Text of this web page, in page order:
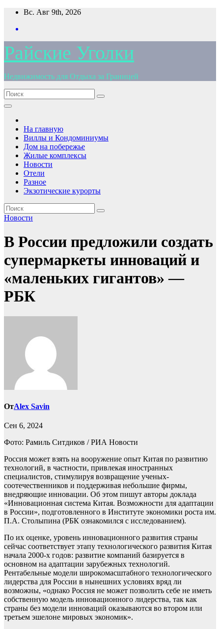
Перейти
содержимому
Вс. Авг 9th, 2026
Райские Уголки
Недвижимость для Отдыха за Границей
На главную
Виллы и Кондоминиумы
Дом на побережье
Жилые комплексы
Новости
Отели
Разное
Экзотические курорты
Новости
В России предложили создать
супермаркеты инноваций и
«маленьких гигантов» —
РБК
ОтAlex Savin
Сен 6, 2024
Фото: Рамиль Ситдиков / РИА Новости
Россия может взять на вооружение опыт Китая по развитию
технологий, в частности, привлекая иностранных
специалистов, стимулируя возвращение ученых-
соотечественников и поддерживая небольшие фирмы,
внедряющие инновации. Об этом пишут авторы доклада
«Инновационная система Китая. Возможности для адаптации
в России», подготовленного в Институте экономики роста им.
П.А. Столыпина (РБК ознакомился с исследованием).
По их оценке, уровень инновационного развития страны
сейчас соответствует этапу технологического развития Китая
начала 2000-х годов: развитие компаний базируется в
основном на адаптации зарубежных технологий.
Рентабельные модели широкомасштабного технологического
лидерства для России в нынешних условиях вряд ли
возможны, «однако Россия не может позволить себе не иметь
собственную модель инновационного лидерства, так как
страны без модели инноваций оказываются во втором или
третьем эшелоне мировых экономик».